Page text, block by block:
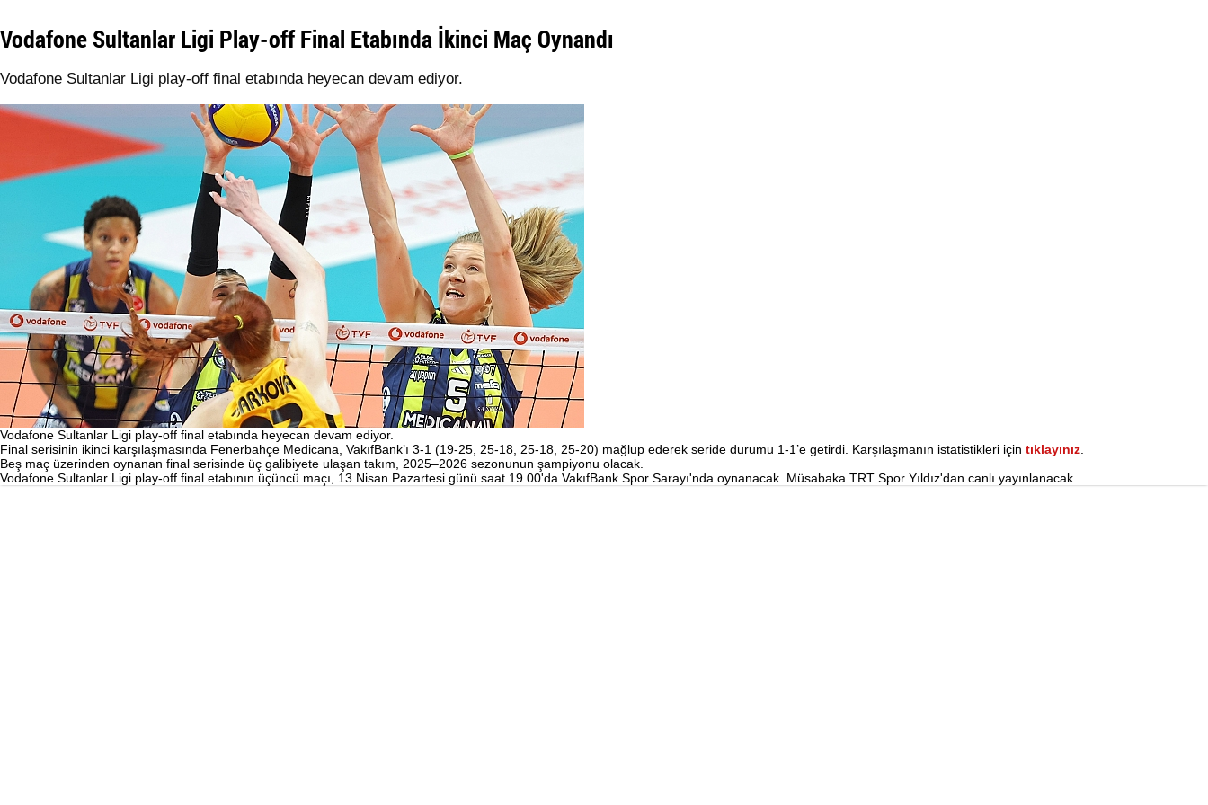
Vodafone Sultanlar Ligi Play-off Final Etabında İkinci Maç Oynandı
Vodafone Sultanlar Ligi play-off final etabında heyecan devam ediyor.
Vodafone Sultanlar Ligi play-off final etabında heyecan devam ediyor.
Final serisinin ikinci karşılaşmasında Fenerbahçe Medicana, VakıfBank’ı 3-1 (19-25, 25-18, 25-18, 25-20) mağlup ederek seride durumu 1-1’e getirdi. Karşılaşmanın istatistikleri için tıklayınız
Beş maç üzerinden oynanan final serisinde üç galibiyete ulaşan takım, 2025–2026 sezonunun şampiyonu olacak.
Vodafone Sultanlar Ligi play-off final etabının üçüncü maçı, 13 Nisan Pazartesi günü saat 19.00'da VakıfBank Spor Sarayı'nda oynanacak. Müsabaka TRT Spor Yıldız'dan canlı yayınlanacak.